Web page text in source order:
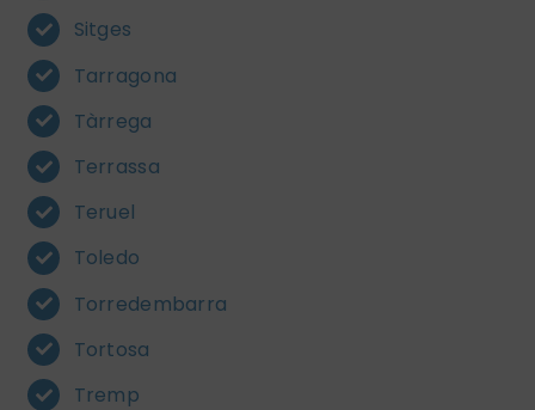
Sitges
Tarragona
Tàrrega
Terrassa
Teruel
Toledo
Torredembarra
Tortosa
Tremp